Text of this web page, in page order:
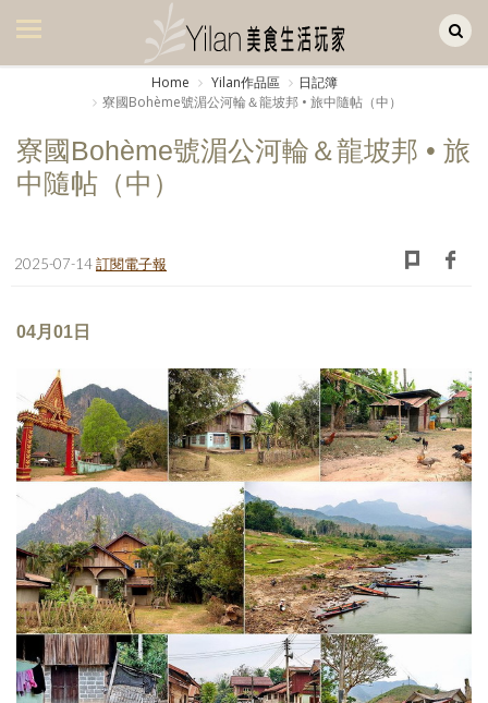
美食集
廚房集
旅遊集
書房集
日記簿
餐桌週記
享樂隨手拍
照相簿
影音區
創意出版服務
歷史區
關於Yilan
Home Yilan作品區
日記簿
寮國Bohème號湄公河輪＆龍坡邦 • 旅中隨帖（中）
寮國Bohème號湄公河輪＆龍坡邦 • 旅
中隨帖（中）
2025-07-14訂閱電子報
04月01日